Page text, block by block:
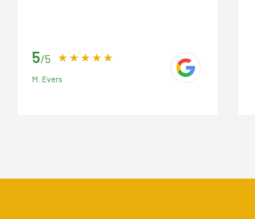
5/5
M. Evers